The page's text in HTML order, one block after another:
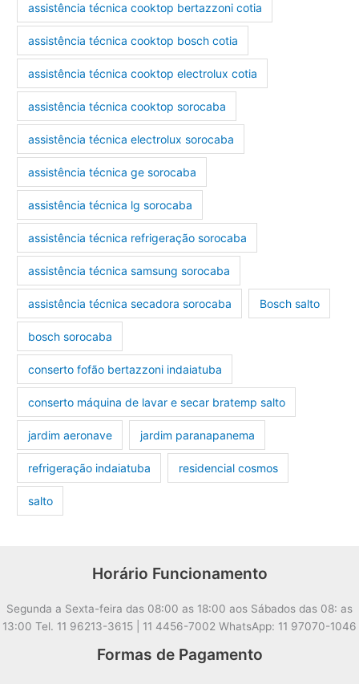
assistência técnica cooktop bertazzoni cotia
assistência técnica cooktop bosch cotia
assistência técnica cooktop electrolux cotia
assistência técnica cooktop sorocaba
assistência técnica electrolux sorocaba
assistência técnica ge sorocaba
assistência técnica lg sorocaba
assistência técnica refrigeração sorocaba
assistência técnica samsung sorocaba
assistência técnica secadora sorocaba Bosch salto
bosch sorocaba
conserto fofão bertazzoni indaiatuba
conserto máquina de lavar e secar bratemp salto
jardim aeronave jardim paranapanema
refrigeração indaiatuba residencial cosmos
salto
Horário Funcionamento
Segunda a Sexta-feira das 08:00 as 18:00 aos Sábados das 08: as
13:00 Tel. 11 96213-3615 | 11 4456-7002 WhatsApp: 11 97070-1046
Formas de Pagamento